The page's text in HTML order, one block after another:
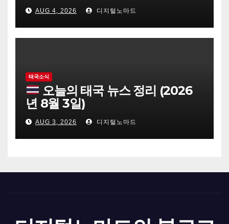
AUG 4, 2026 디지털노마드
태국소식
오늘의 태국 뉴스 정리 (2026
년 8월 3일)
AUG 3, 2026 디지털노마드